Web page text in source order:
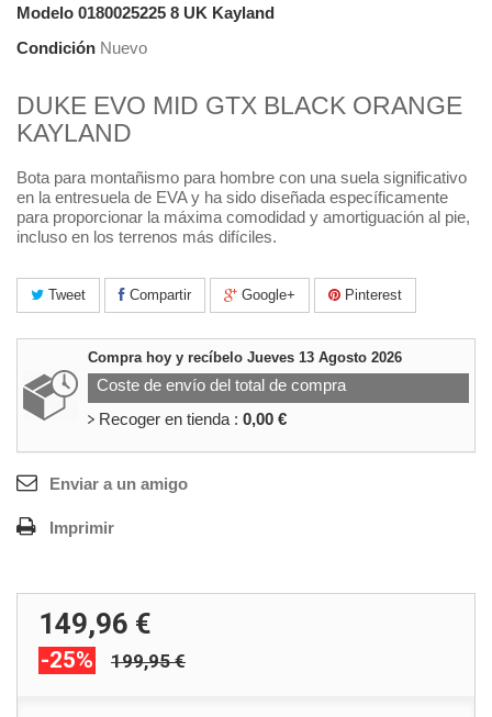
Modelo 0180025225 8 UK Kayland
Condición Nuevo
DUKE EVO MID GTX BLACK ORANGE
KAYLAND
Bota para montañismo para hombre con una suela significativo
en la entresuela de EVA y ha sido diseñada específicamente
para proporcionar la máxima comodidad y amortiguación al pie,
incluso en los terrenos más difíciles.
Tweet Compartir Google+ Pinterest
Compra hoy y recíbelo Jueves 13 Agosto 2026
Coste de envío del total de compra
Recoger en tienda : 0,00 €
Enviar a un amigo
Imprimir
149,96 €
-25% 199,95 €